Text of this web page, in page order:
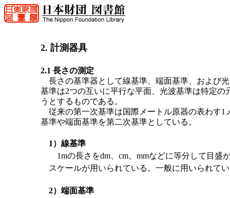
2. 計測器具
2.1 長さの測定
長さの基準器として線基準、端面基準、および
基準は2つの互いに平行な平面、光波基準は特定
うとするものである。
従来の第一次基準は国際メートル原器の表わす1
基準や端面基準を第二次基準としている。
1）線基準
1mの長さをdm、cm、mmなどに等分して目盛
スケールが用いられている。一般に用いられて
2）端面基準